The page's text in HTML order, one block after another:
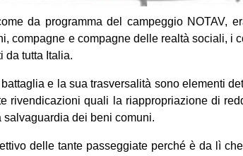
da programma del campeggio NOTAV,
compagne e compagne delle realtà sociali, i
da tutta Italia.
battaglia e la sua trasversalità sono elementi
rivendicazioni quali la riappropriazione di
salvaguardia dei beni comuni.
delle tante passeggiate perché è da lì